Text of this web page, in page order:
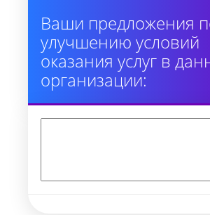
Ваши предложения
улучшению условий
оказания услуг в
организации: